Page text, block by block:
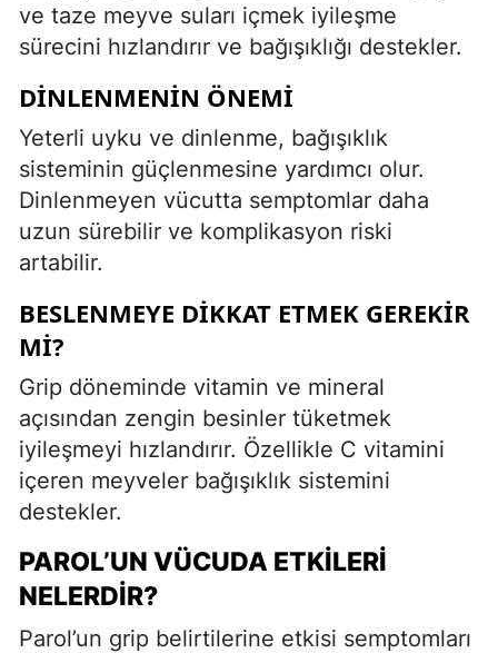
ve taze meyve suları içmek iyileşme
sürecini hızlandırır ve bağışıklığı destekler.
DINLENMENIN ÖNEMI
Yeterli uyku ve dinlenme, bağışıklık
sisteminin güçlenmesine yardımcı olur.
Dinlenmeyen vücutta semptomlar daha
uzun sürebilir ve komplikasyon riski
artabilir.
BESLENMEYE DIKKAT ETMEK GEREKIR
MI?
Grip döneminde vitamin ve mineral
açısından zengin besinler tüketmek
iyileşmeyi hızlandırır. Özellikle C vitamini
içeren meyveler bağışıklık sistemini
destekler.
PAROL’UN VÜCUDA ETKILERI
NELERDIR?
Parol’un grip belirtilerine etkisi semptomları